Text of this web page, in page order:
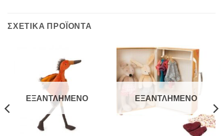
ΣΧΕΤΙΚΆ ΠΡΟΪΌΝΤΑ
ΕΞΑΝΤΛΗΜΈΝΟ ΕΞΑΝΤΛΗΜΈΝΟ